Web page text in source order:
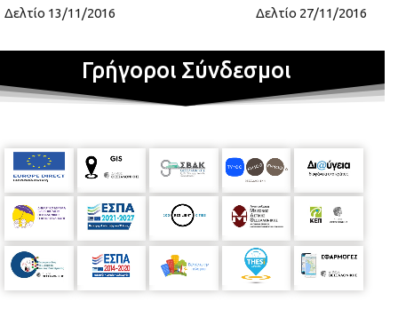
Δελτίο 13/11/2016 Δελτίο 27/11/2016
Γρήγοροι Σύνδεσμοι